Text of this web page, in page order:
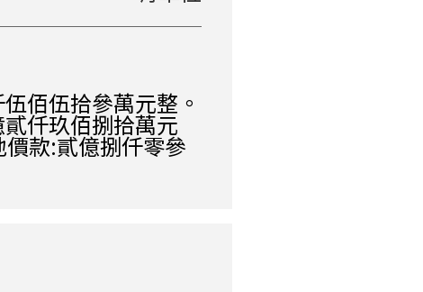
佰伍拾參萬元整。
仟玖佰捌拾萬元
款:貳億捌仟零參